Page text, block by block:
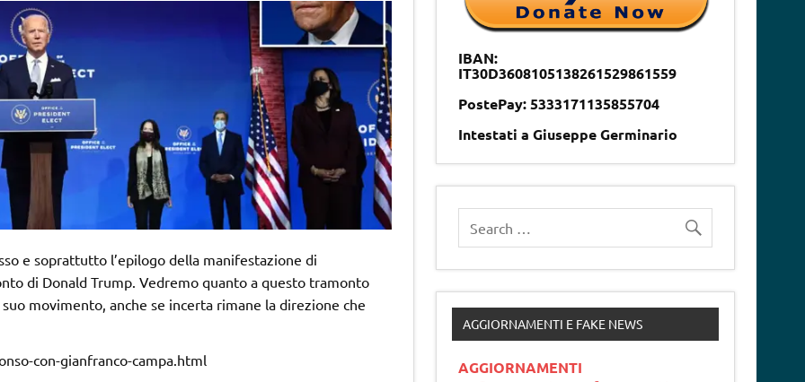
e soprattutto l’epilogo della manifestazione di
di Donald Trump. Vedremo quanto a questo tramonto
movimento, anche se incerta rimane la direzione che
con-gianfranco-campa.html
IBAN:
IT30D3608105138261529861559
PostePay: 5333171135855704
Intestati a Giuseppe Germinario
AGGIORNAMENTI E FAKE NEWS
AGGIORNAMENTI